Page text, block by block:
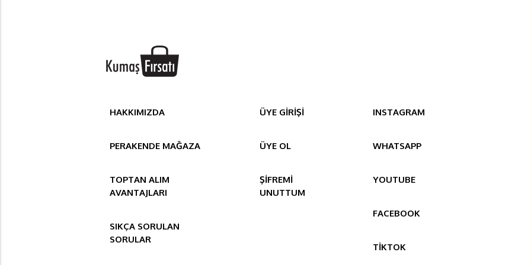
HAKKIMIZDA
PERAKENDE MAĞAZA
TOPTAN ALIM
AVANTAJLARI
SIKÇA SORULAN
SORULAR
ÜYE GİRİŞİ
ÜYE OL
ŞİFREMİ
UNUTTUM
INSTAGRAM
WHATSAPP
YOUTUBE
FACEBOOK
TİKTOK